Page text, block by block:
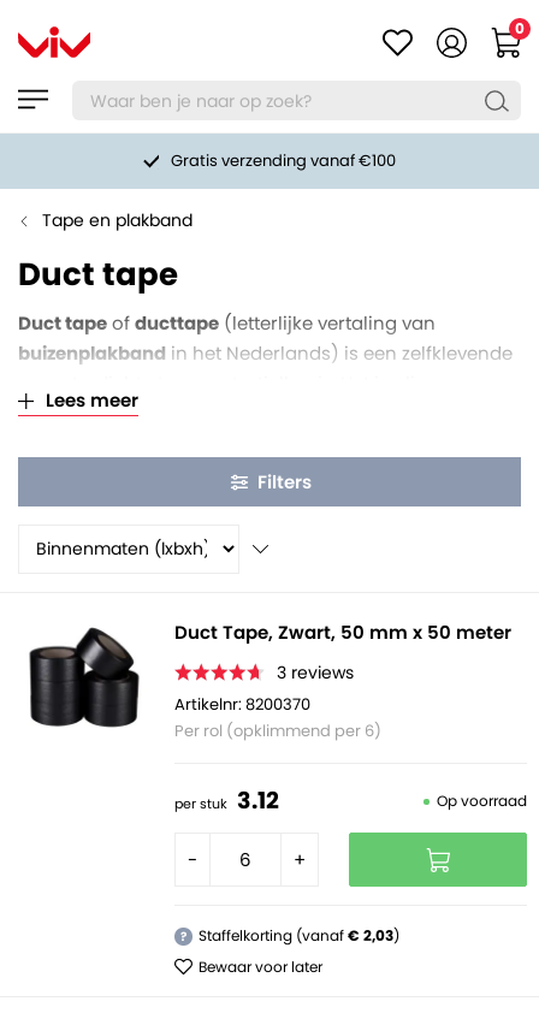
0
Gratis verzending vanaf €100
Tape en plakband
Duct tape
Duct tapeofducttape (letterlijke vertaling van
buizenplakband in het Nederlands) is een zelfklevende
waterbestendig, waardoor het vaak gebruikt wordt voor
in lengterichting erg sterk, teriwjl het in de breedte
gemakkelijk af te scheuren is. Erg praktisch dus. Wij
leveren duct tape in het
Lees meer
Filters
Duct Tape, Zwart, 50 mm x 50 meter
3 reviews
Artikelnr: 8200370
Per rol (opklimmend per 6)
per stuk 3.12 Op voorraad
- +
? Staffelkorting (vanaf€ 2,03)
Bewaar voor later